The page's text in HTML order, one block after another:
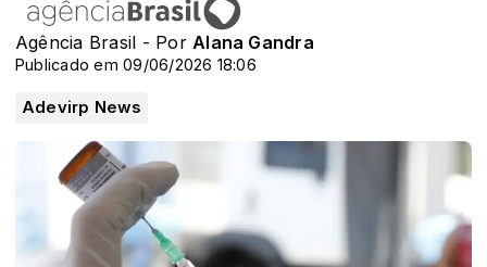
Agência Brasil - PorAlana Gandra
Publicado em 09/06/2026 18:06
Adevirp News